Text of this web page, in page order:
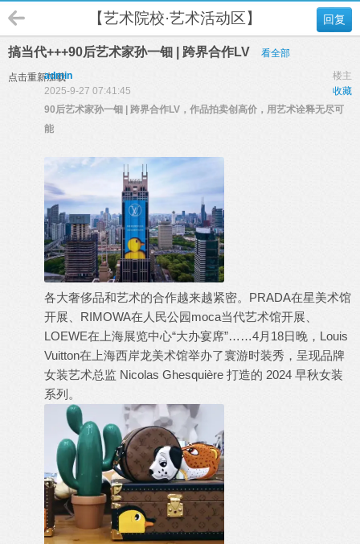
回复
【艺术院校·艺术活动区】
搞当代+++90后艺术家孙一钿 | 跨界合作LV 看全部
点击重新加载 楼主
admin
收藏
2025-9-27 07:41:45
90后艺术家孙一钿 | 跨界合作LV，作品拍卖创高价，用艺术诠释无尽可
能
各大奢侈品和艺术的合作越来越紧密。PRADA在星美术馆
开展、RIMOWA在人民公园moca当代艺术馆开展、
LOEWE在上海展览中心“大办宴席”……4月18日晚，Louis
Vuitton在上海西岸龙美术馆举办了寰游时装秀，呈现品牌
女装艺术总监 Nicolas Ghesquière 打造的 2024 早秋女装
系列。